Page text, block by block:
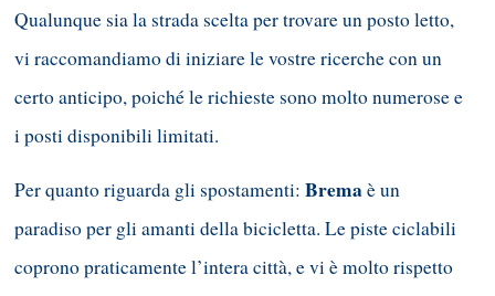
Qualunque sia la strada scelta per trovare un posto letto,
vi raccomandiamo di iniziare le vostre ricerche con un
certo anticipo, poiché le richieste sono molto numerose e
i posti disponibili limitati.
Per quanto riguarda gli spostamenti: Bremaè un
paradiso per gli amanti della bicicletta. Le piste ciclabili
coprono praticamente l’intera città, e vi è molto rispetto